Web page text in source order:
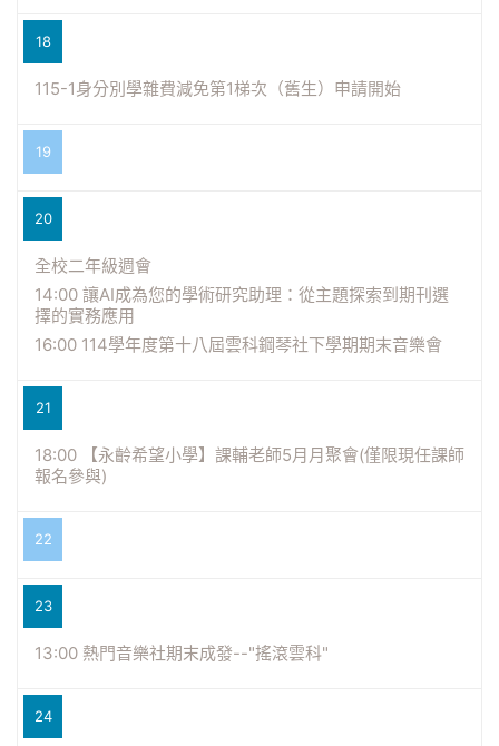
18
115-1身分別學雜費減免第1梯次（舊生）申請開始
19
20
全校二年級週會
14:00 讓AI成為您的學術研究助理：從主題探索到期刊選
擇的實務應用
16:00 114學年度第十八屆雲科鋼琴社下學期期末音樂會
21
18:00 【永齡希望小學】課輔老師5月月聚會(僅限現任課師
報名參與)
22
23
13:00 熱門音樂社期末成發--"搖滾雲科"
24